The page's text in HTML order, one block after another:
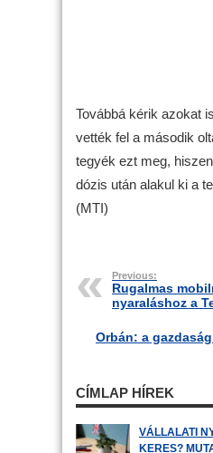
Továbbá kérik azokat
vették fel a második
tegyék ezt meg,
dózis után alakul ki a
(MTI)
Previous:
Rugalmas
nyaraláshoz a
Orbán: a
CÍMLAP HÍREK
VÁLLALATI
KERES?